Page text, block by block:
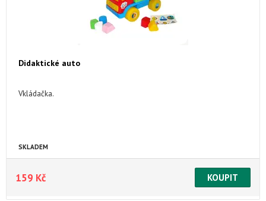
Didaktické auto
Vkládačka.
SKLADEM
159 Kč